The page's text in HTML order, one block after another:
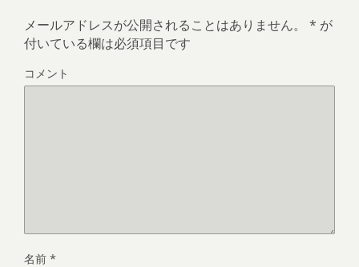
メールアドレスが公開されることはありません。 * が
付いている欄は必須項目です
コメント
名前 *